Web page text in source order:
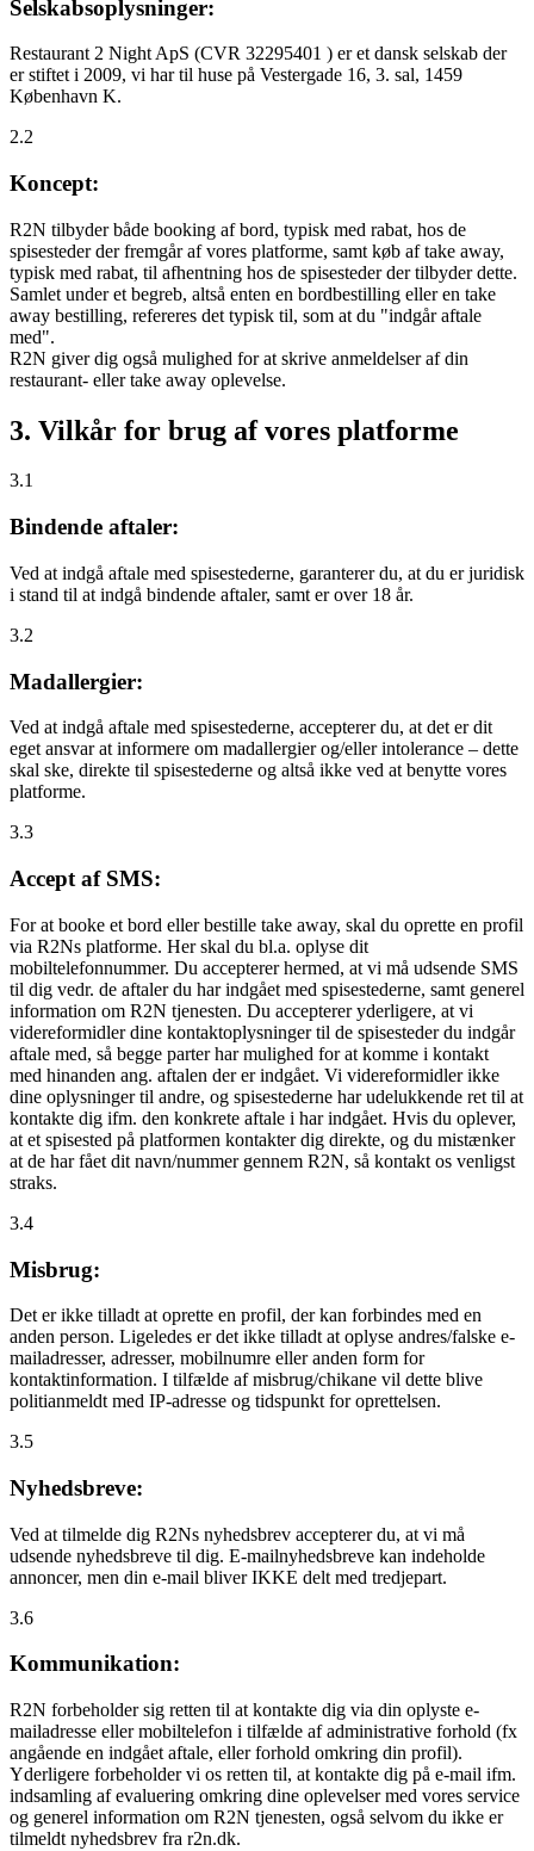
Selskabsoplysninger:
Restaurant 2 Night ApS (CVR 32295401 ) er et dansk selskab der
er stiftet i 2009, vi har til huse på Vestergade 16, 3. sal, 1459
København K.
2.2
Koncept:
R2N tilbyder både booking af bord, typisk med rabat, hos de
spisesteder der fremgår af vores platforme, samt køb af take away,
typisk med rabat, til afhentning hos de spisesteder der tilbyder dette.
Samlet under et begreb, altså enten en bordbestilling eller en take
away bestilling, refereres det typisk til, som at du "indgår aftale
med".
R2N giver dig også mulighed for at skrive anmeldelser af din
restaurant- eller take away oplevelse.
3. Vilkår for brug af vores platforme
3.1
Bindende aftaler:
Ved at indgå aftale med spisestederne, garanterer du, at du er juridisk
i stand til at indgå bindende aftaler, samt er over 18 år.
3.2
Madallergier:
Ved at indgå aftale med spisestederne, accepterer du, at det er dit
eget ansvar at informere om madallergier og/eller intolerance – dette
skal ske, direkte til spisestederne og altså ikke ved at benytte vores
platforme.
3.3
Accept af SMS:
For at booke et bord eller bestille take away, skal du oprette en profil
via R2Ns platforme. Her skal du bl.a. oplyse dit
mobiltelefonnummer. Du accepterer hermed, at vi må udsende SMS
til dig vedr. de aftaler du har indgået med spisestederne, samt generel
information om R2N tjenesten. Du accepterer yderligere, at vi
videreformidler dine kontaktoplysninger til de spisesteder du indgår
aftale med, så begge parter har mulighed for at komme i kontakt
med hinanden ang. aftalen der er indgået. Vi videreformidler ikke
dine oplysninger til andre, og spisestederne har udelukkende ret til at
kontakte dig ifm. den konkrete aftale i har indgået. Hvis du oplever,
at et spisested på platformen kontakter dig direkte, og du mistænker
at de har fået dit navn/nummer gennem R2N, så kontakt os venligst
straks.
3.4
Misbrug:
Det er ikke tilladt at oprette en profil, der kan forbindes med en
anden person. Ligeledes er det ikke tilladt at oplyse andres/falske e-
mailadresser, adresser, mobilnumre eller anden form for
kontaktinformation. I tilfælde af misbrug/chikane vil dette blive
politianmeldt med IP-adresse og tidspunkt for oprettelsen.
3.5
Nyhedsbreve:
Ved at tilmelde dig R2Ns nyhedsbrev accepterer du, at vi må
udsende nyhedsbreve til dig. E-mailnyhedsbreve kan indeholde
annoncer, men din e-mail bliver IKKE delt med tredjepart.
3.6
Kommunikation:
R2N forbeholder sig retten til at kontakte dig via din oplyste e-
mailadresse eller mobiltelefon i tilfælde af administrative forhold (fx
angående en indgået aftale, eller forhold omkring din profil).
Yderligere forbeholder vi os retten til, at kontakte dig på e-mail ifm.
indsamling af evaluering omkring dine oplevelser med vores service
og generel information om R2N tjenesten, også selvom du ikke er
tilmeldt nyhedsbrev fra r2n.dk.